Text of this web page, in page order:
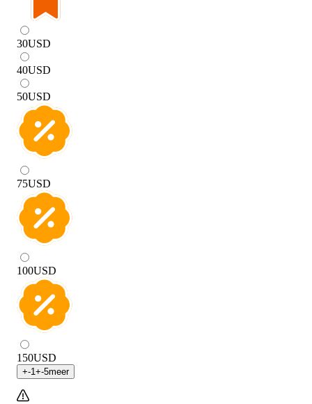
30USD
40USD
50USD
75USD
100USD
150USD
+-1+-5meer